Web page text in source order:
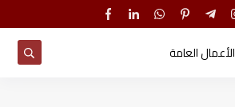
الأعمال العامة